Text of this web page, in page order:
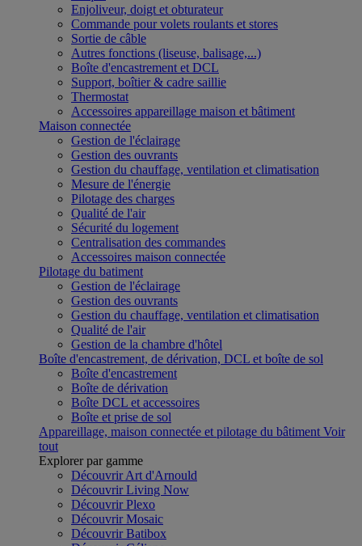
Enjoliveur, doigt et obturateur
Commande pour volets roulants et stores
Sortie de câble
Autres fonctions (liseuse, balisage,...)
Boîte d'encastrement et DCL
Support, boîtier & cadre saillie
Thermostat
Accessoires appareillage maison et bâtiment
Maison connectée
Gestion de l'éclairage
Gestion des ouvrants
Gestion du chauffage, ventilation et climatisation
Mesure de l'énergie
Pilotage des charges
Qualité de l'air
Sécurité du logement
Centralisation des commandes
Accessoires maison connectée
Pilotage du batiment
Gestion de l'éclairage
Gestion des ouvrants
Gestion du chauffage, ventilation et climatisation
Qualité de l'air
Gestion de la chambre d'hôtel
Boîte d'encastrement, de dérivation, DCL et boîte de sol
Boîte d'encastrement
Boîte de dérivation
Boîte DCL et accessoires
Boîte et prise de sol
Appareillage, maison connectée et pilotage du bâtiment Voir
tout
Explorer par gamme
Découvrir Art d'Arnould
Découvrir Living Now
Découvrir Plexo
Découvrir Mosaic
Découvrir Batibox